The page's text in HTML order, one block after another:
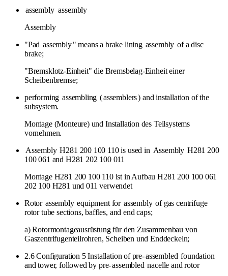
assembly assembly
Assembly
"Pad assembly" means a brake lining assembly of a disc
brake;
"Bremsklotz-Einheit" die Bremsbelag-Einheit einer
Scheibenbremse;
performing assembling (assemblers) and installation of the
subsystem.
Montage (Monteure) und Installation des Teilsystems
vornehmen.
Assembly H281 200 100 110 is used in Assembly H281 200
100 061 and H281 202 100 011
Montage H281 200 100 110 ist in Aufbau H281 200 100 061
202 100 H281 und 011 verwendet
Rotor assembly equipment for assembly of gas centrifuge
rotor tube sections, baffles, and end caps;
a) Rotormontageausrüstung für den Zusammenbau von
Gaszentrifugenteilrohren, Scheiben und Enddeckeln;
2.6 Configuration 5 Installation of pre-assembled foundation
and tower, followed by pre-assembled nacelle and rotor